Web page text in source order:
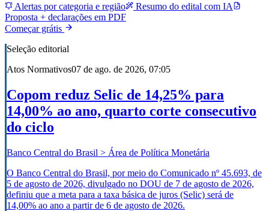
Alertas por categoria e região
Resumo do edital com IA
Proposta + declarações em PDF
Começar grátis
Seleção editorial
Atos Normativos07 de ago. de 2026, 07:05
Copom reduz Selic de 14,25% para
14,00% ao ano, quarto corte consecutivo
do ciclo
Banco Central do Brasil > Área de Política Monetária
O Banco Central do Brasil, por meio do Comunicado nº 45.693, de
5 de agosto de 2026, divulgado no DOU de 7 de agosto de 2026,
definiu que a meta para a taxa básica de juros (Selic) será de
14,00% ao ano a partir de 6 de agosto de 2026.